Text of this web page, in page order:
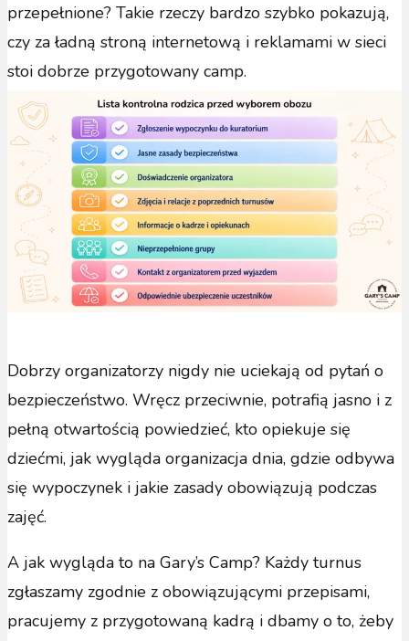
przepełnione? Takie rzeczy bardzo szybko pokazują,
czy za ładną stroną internetową i reklamami w sieci
stoi dobrze przygotowany camp.
Dobrzy organizatorzy nigdy nie uciekają od pytań o
bezpieczeństwo. Wręcz przeciwnie, potrafią jasno i z
pełną otwartością powiedzieć, kto opiekuje się
dziećmi, jak wygląda organizacja dnia, gdzie odbywa
się wypoczynek i jakie zasady obowiązują podczas
zajęć.
A jak wygląda to na Gary’s Camp? Każdy turnus
zgłaszamy zgodnie z obowiązującymi przepisami,
pracujemy z przygotowaną kadrą i dbamy o to, żeby